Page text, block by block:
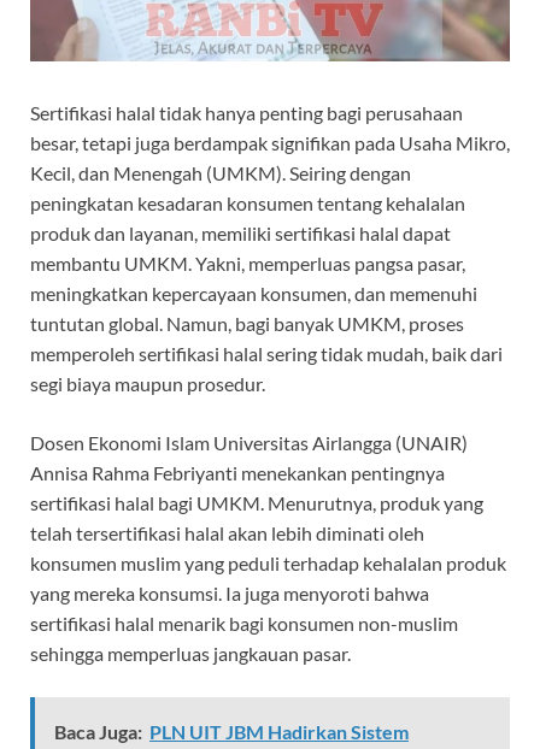
Sertifikasi halal tidak hanya penting bagi perusahaan
besar, tetapi juga berdampak signifikan pada Usaha Mikro,
Kecil, dan Menengah (UMKM). Seiring dengan
peningkatan kesadaran konsumen tentang kehalalan
produk dan layanan, memiliki sertifikasi halal dapat
membantu UMKM. Yakni, memperluas pangsa pasar,
meningkatkan kepercayaan konsumen, dan memenuhi
tuntutan global. Namun, bagi banyak UMKM, proses
memperoleh sertifikasi halal sering tidak mudah, baik dari
segi biaya maupun prosedur.
Dosen Ekonomi Islam Universitas Airlangga (UNAIR)
Annisa Rahma Febriyanti menekankan pentingnya
sertifikasi halal bagi UMKM. Menurutnya, produk yang
telah tersertifikasi halal akan lebih diminati oleh
konsumen muslim yang peduli terhadap kehalalan produk
yang mereka konsumsi. Ia juga menyoroti bahwa
sertifikasi halal menarik bagi konsumen non-muslim
sehingga memperluas jangkauan pasar.
Baca Juga: PLN UIT JBM Hadirkan Sistem